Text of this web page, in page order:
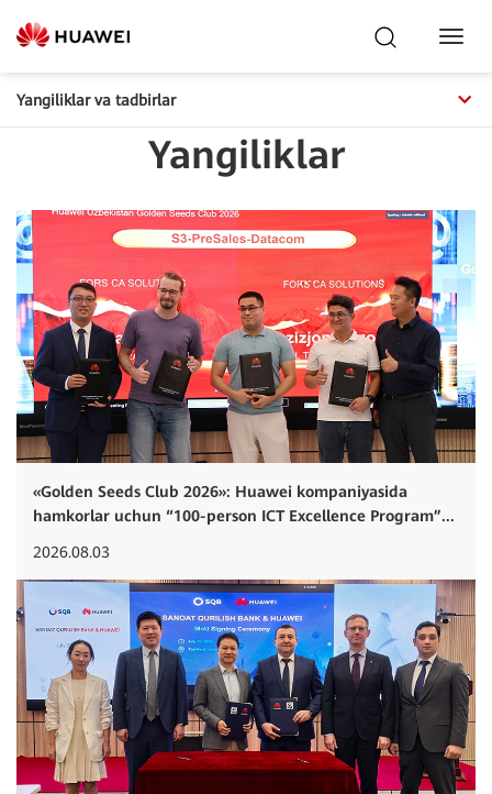
Yangiliklar va tadbirlar
Yangiliklar
«Golden Seeds Club 2026»: Huawei kompaniyasida
hamkorlar uchun “100-person ICT Excellence Program”...
2026.08.03